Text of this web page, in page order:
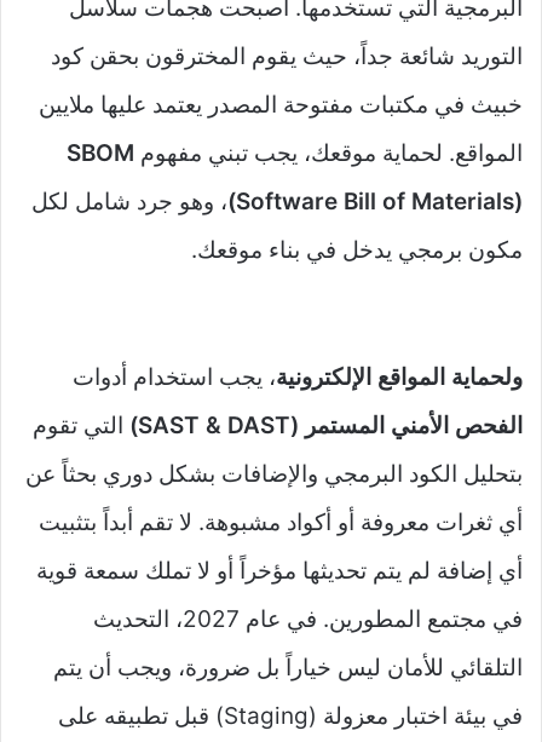
البرمجية التي تستخدمها. أصبحت هجمات سلاسل
التوريد شائعة جداً، حيث يقوم المخترقون بحقن كود
خبيث في مكتبات مفتوحة المصدر يعتمد عليها ملايين
المواقع. لحماية موقعك، يجب تبني مفهوم SBOM
(Software Bill of Materials)، وهو جرد شامل لكل
مكون برمجي يدخل في بناء موقعك.
ولحماية المواقع الإلكترونية، يجب استخدام أدوات
الفحص الأمني المستمر (SAST & DAST)
التي تقوم
بتحليل الكود البرمجي والإضافات بشكل دوري بحثاً عن
أي ثغرات معروفة أو أكواد مشبوهة. لا تقم أبداً بتثبيت
أي إضافة لم يتم تحديثها مؤخراً أو لا تملك سمعة قوية
في مجتمع المطورين. في عام 2027، التحديث
التلقائي للأمان ليس خياراً بل ضرورة، ويجب أن يتم
في بيئة اختبار معزولة (Staging) قبل تطبيقه على